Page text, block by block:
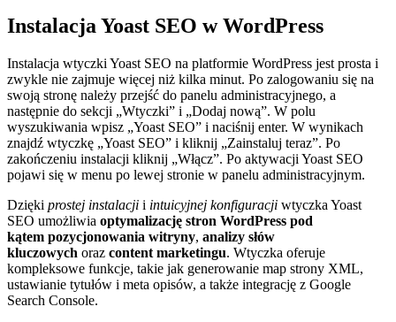
Instalacja Yoast SEO w WordPress
Instalacja wtyczki Yoast SEO na platformie WordPress jest prosta i
zwykle nie zajmuje więcej niż kilka minut. Po zalogowaniu się na
swoją stronę należy przejść do panelu administracyjnego, a
następnie do sekcji „Wtyczki” i „Dodaj nową”. W polu
wyszukiwania wpisz „Yoast SEO” i naciśnij enter. W wynikach
znajdź wtyczkę „Yoast SEO” i kliknij „Zainstaluj teraz”. Po
zakończeniu instalacji kliknij „Włącz”. Po aktywacji Yoast SEO
pojawi się w menu po lewej stronie w panelu administracyjnym.
Dzięki prostej instalacji i intuicyjnej konfiguracji wtyczka Yoast
SEO umożliwia optymalizację stron WordPress pod
kątem pozycjonowania witryny, analizy słów
kluczowych oraz content marketingu. Wtyczka oferuje
kompleksowe funkcje, takie jak generowanie map strony XML,
ustawianie tytułów i meta opisów, a także integrację z Google
Search Console.